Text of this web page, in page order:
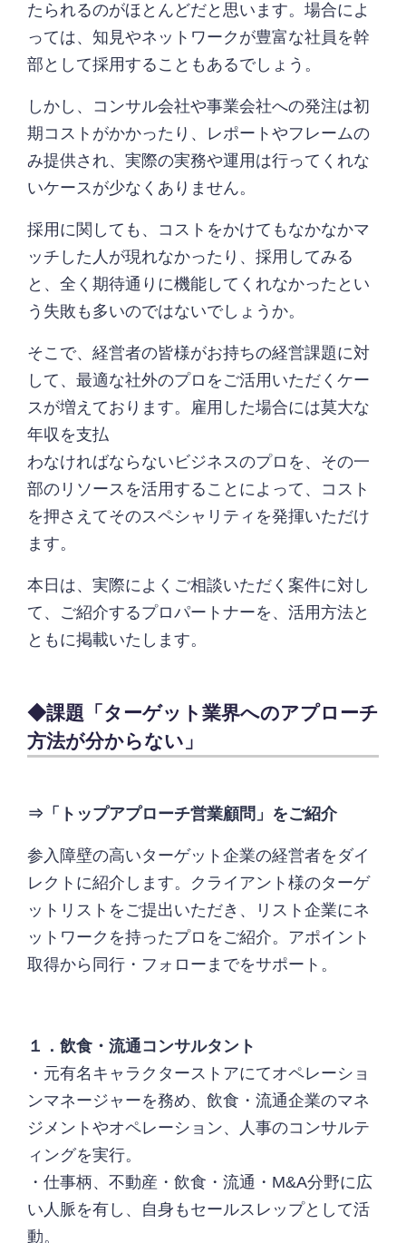
たられるのがほとんどだと思います。場合によ
っては、知見やネットワークが豊富な社員を幹
部として採用することもあるでしょう。
しかし、コンサル会社や事業会社への発注は初
期コストがかかったり、レポートやフレームの
み提供され、実際の実務や運用は行ってくれな
いケースが少なくありません。
採用に関しても、コストをかけてもなかなかマ
ッチした人が現れなかったり、採用してみる
と、全く期待通りに機能してくれなかったとい
う失敗も多いのではないでしょうか。
そこで、経営者の皆様がお持ちの経営課題に対
して、最適な社外のプロをご活用いただくケー
スが増えております。雇用した場合には莫大な
年収を支払
わなければならないビジネスのプロを、その一
部のリソースを活用することによって、コスト
を押さえてそのスペシャリティを発揮いただけ
ます。
本日は、実際によくご相談いただく案件に対し
て、ご紹介するプロパートナーを、活用方法と
ともに掲載いたします。
◆課題「ターゲット業界へのアプローチ
方法が分からない」
⇒「トップアプローチ営業顧問」をご紹介
参入障壁の高いターゲット企業の経営者をダイ
レクトに紹介します。クライアント様のターゲ
ットリストをご提出いただき、リスト企業にネ
ットワークを持ったプロをご紹介。アポイント
取得から同行・フォローまでをサポート。
１．飲食・流通コンサルタント
・元有名キャラクターストアにてオペレーショ
ンマネージャーを務め、飲食・流通企業のマネ
ジメントやオペレーション、人事のコンサルテ
ィングを実行。
・仕事柄、不動産・飲食・流通・M&A分野に広
い人脈を有し、自身もセールスレップとして活
動。